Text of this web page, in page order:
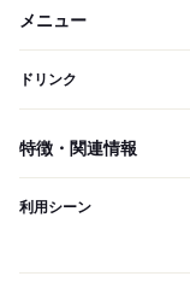
メニュー
ドリンク
特徴・関連情報
利用シーン